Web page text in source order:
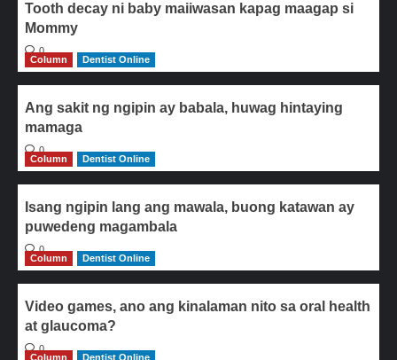
Tooth decay ni baby maiiwasan kapag maagap si
Mommy
0
Column
Dentist Online
Ang sakit ng ngipin ay babala, huwag hintaying
mamaga
0
Column
Dentist Online
Isang ngipin lang ang mawala, buong katawan ay
puwedeng magambala
0
Column
Dentist Online
Video games, ano ang kinalaman nito sa oral health
at glaucoma?
0
Column
Dentist Online